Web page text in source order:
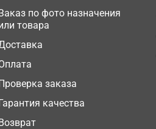
по фото назначения
товара
заказа
качества